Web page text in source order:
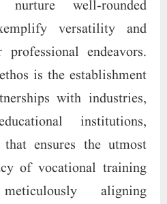
well-rounded
versatility and
endeavors.
is the establishment
with industries,
institutions,
ensures the utmost
of vocational training
aligning